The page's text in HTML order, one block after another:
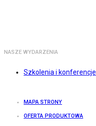
NASZE WYDARZENIA
Szkolenia i konferencje
MAPA STRONY
OFERTA PRODUKTOWA